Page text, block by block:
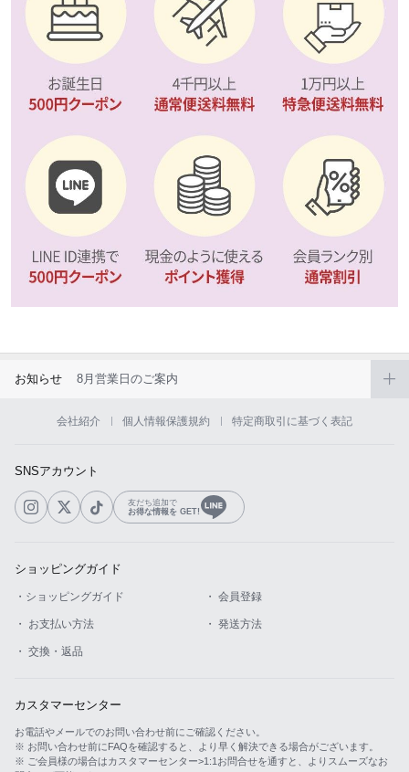
お知らせ 8月営業日のご案内
会社紹介 個人情報保護規約 特定商取引に基づく表記
SNSアカウント
友だち追加で
お得な情報を GET!
ショッピングガイド
・ショッピングガイド ・ 会員登録
・ お支払い方法 ・ 発送方法
・ 交換・返品
カスタマーセンター
お電話やメールでのお問い合わせ前にご確認ください。
※ お問い合わせ前にFAQを確認すると、より早く解決できる場合がございます。
※ ご会員様の場合はカスタマーセンター>1:1お問合せを通すと、よりスムーズなお